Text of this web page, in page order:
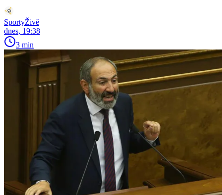
SportyŽivě
dnes, 19:38
3 min